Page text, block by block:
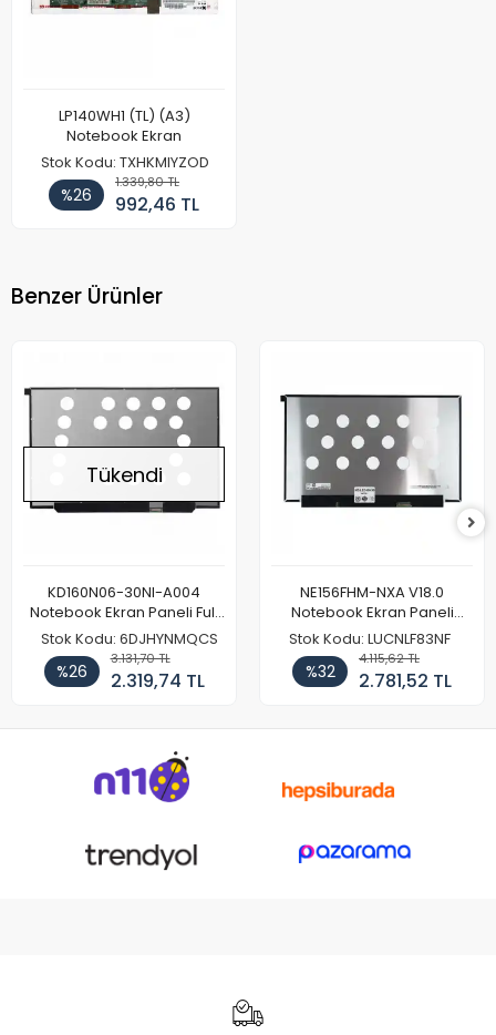
LP140WH1 (TL) (A3)
Notebook Ekran
Stok Kodu: TXHKMIYZOD
%26
1.339,80 TL
992,46 TL
Benzer Ürünler
Tükendi
KD160N06-30NI-A004
Notebook Ekran Paneli Full
HD
Stok Kodu: 6DJHYNMQCS
%26
3.131,70 TL
2.319,74 TL
NE156FHM-NXA V18.0
Notebook Ekran Paneli
144Hz
Stok Kodu: LUCNLF83NF
%32
4.115,62 TL
2.781,52 TL